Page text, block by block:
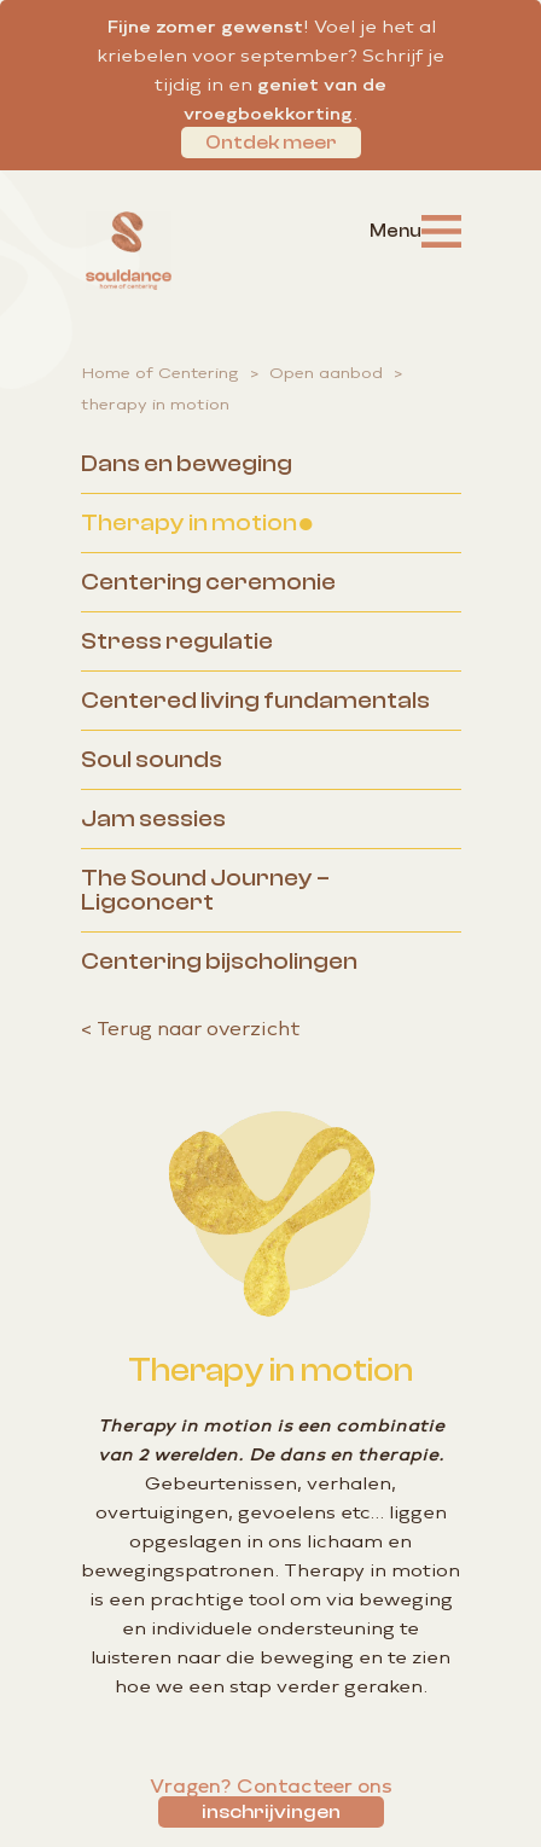
Fijne zomer gewenst! Voel je het al
kriebelen voor september? Schrijf je
tijdig in en geniet van de
vroegboekkorting.
Ontdek meer
Home of Centering > Open aanbod
>
therapy in motion
Dans en beweging
Therapy in motion
Centering ceremonie
Stress regulatie
Centered living fundamentals
Soul sounds
Jam sessies
The Sound Journey –
Ligconcert
Centering bijscholingen
< Terug naar overzicht
Therapy in motion
Therapy in motion is een combinatie
van 2 werelden. De dans en therapie.
Gebeurtenissen, verhalen,
overtuigingen, gevoelens etc… liggen
opgeslagen in ons lichaam en
bewegingspatronen. Therapy in motion
is een prachtige tool om via beweging
en individuele ondersteuning te
luisteren naar die beweging en te zien
hoe we een stap verder geraken.
inschrijvingen
Vragen? Contacteer ons